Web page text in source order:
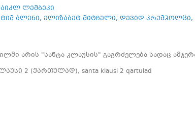
ლემბეკი
ტიმ ალენი, ელიზაბეტ მიტჩელი, დევიდ კრუმჰოლცი,
არის "სანტა კლაუსის" გაგრძელება სადაც
2 (ქართულად), santa klausi 2 qartulad